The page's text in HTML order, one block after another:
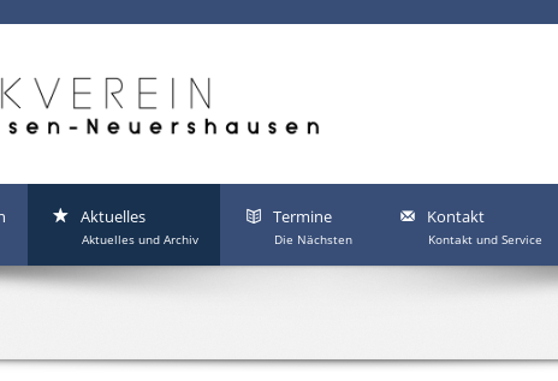
Aktuelles
Aktuelles und Archiv
Termine
Die Nächsten
Kontakt
Kontakt und Service